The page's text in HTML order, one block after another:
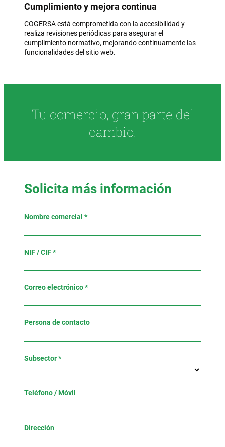
Cumplimiento y mejora continua
COGERSA está comprometida con la accesibilidad y
realiza revisiones periódicas para asegurar el
cumplimiento normativo, mejorando continuamente las
funcionalidades del sitio web.
Tu comercio, gran parte del
cambio.
Solicita más información
Nombre comercial *
NIF / CIF *
Correo electrónico *
Persona de contacto
Subsector *
Teléfono / Móvil
Dirección